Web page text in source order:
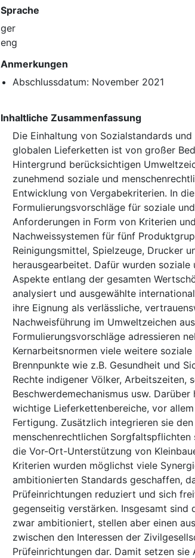
Sprache
ger
eng
Anmerkungen
Abschlussdatum: November 2021
Inhaltliche Zusammenfassung
Die Einhaltung von Sozialstandards
globalen Lieferketten ist von großer
Hintergrund berücksichtigen
zunehmend soziale und
Entwicklung von Vergabekriterien. In
Formulierungsvorschläge für soziale
Anforderungen in Form von Kriterien
Nachweissystemen für fünf
Reinigungsmittel, Spielzeuge, Drucker
herausgearbeitet. Dafür wurden soziale
Aspekte entlang der gesamten
analysiert und ausgewählte
ihre Eignung als verlässliche,
Nachweisführung im Umweltzeichen
Formulierungsvorschläge adressieren
Kernarbeitsnormen viele weitere
Brennpunkte wie z.B. Gesundheit und
Rechte indigener Völker, Arbeitszeiten,
Beschwerdemechanismus usw.
wichtige Lieferkettenbereiche, vor
Fertigung. Zusätzlich integrieren sie
menschenrechtlichen
die Vor-Ort-Unterstützung von
Kriterien wurden möglichst viele
ambitionierten Standards geschaffen,
Prüfeinrichtungen reduziert und sich
gegenseitig verstärken. Insgesamt sind
zwar ambitioniert, stellen aber einen
zwischen den Interessen der
Prüfeinrichtungen dar. Damit setzen sie